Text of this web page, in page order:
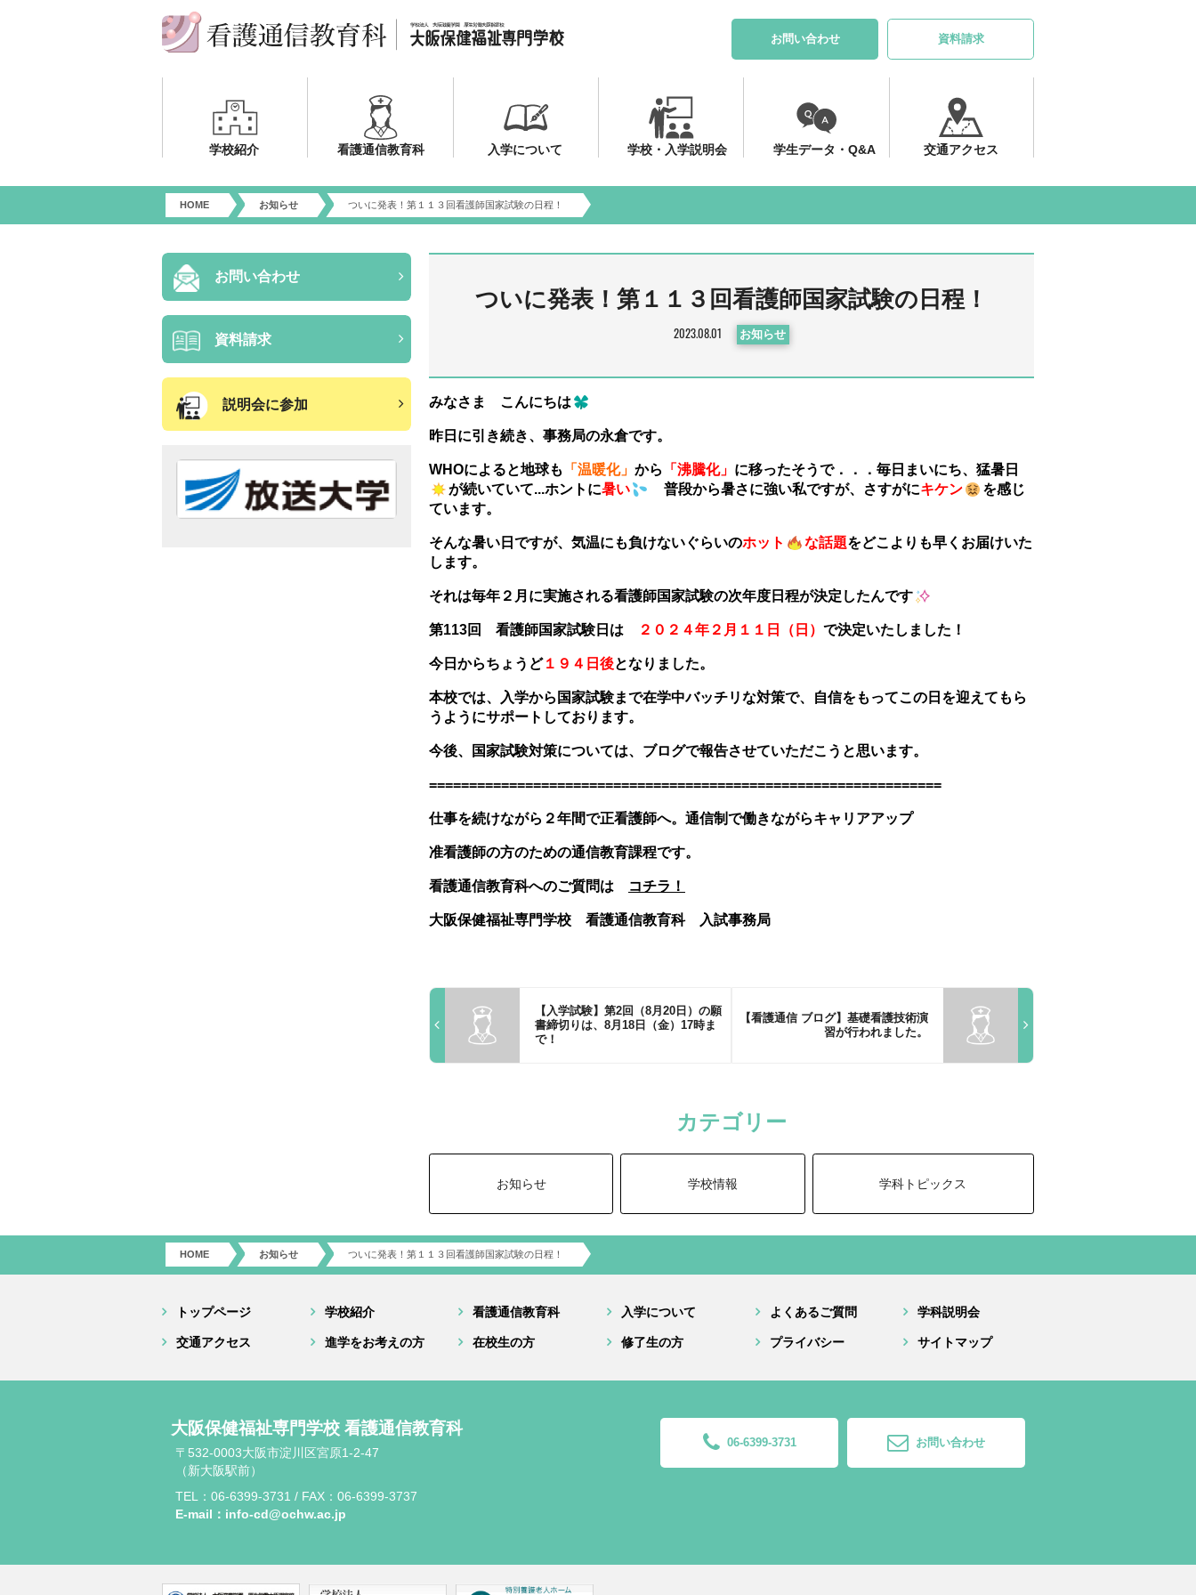
お問い合わせ 資料請求
学校紹介 看護通信教育科 入学について 学校・入学説明会 学生データ・Q&A 交通アクセス
HOME お知らせ ついに発表！第１１３回看護師国家試験の日程！
ついに発表！第１１３回看護師国家試験の日程！
2023.08.01 お知らせ
みなさま こんにちは
昨日に引き続き、事務局の永倉です。
WHOによると地球も 「温暖化」 から 「沸騰化」 に移ったそうで．．．毎日まいにち、猛暑日
が続いていて...ホントに暑い 普段から暑さに強い私ですが、さすがにキケン
を感じ
ています。
そんな暑い日ですが、気温にも負けないぐらいのホット な話題をどこよりも早くお届けいた
します。
それは毎年２月に実施される看護師国家試験の次年度日程が決定したんです
第113回 看護師国家試験日は ２０２４年２月１１日（日） で決定いたしました！
今日からちょうど１９４日後となりました。
本校では、入学から国家試験まで在学中バッチリな対策で、自信をもってこの日を迎えてもら
うようにサポートしております。
今後、国家試験対策については、ブログで報告させていただこうと思います。
================================================================
仕事を続けながら２年間で正看護師へ。通信制で働きながらキャリアアップ
准看護師の方のための通信教育課程です。
看護通信教育科へのご質問は コチラ！
大阪保健福祉専門学校 看護通信教育科 入試事務局
【入学試験】第2回（8月20日）の願
書締切りは、8月18日（金）17時ま
で！
【看護通信 ブログ】基礎看護技術演
習が行われました。
カテゴリー
お知らせ 学校情報 学科トピックス
お問い合わせ
資料請求
説明会に参加
HOME お知らせ ついに発表！第１１３回看護師国家試験の日程！
トップページ 学校紹介 看護通信教育科 入学について よくあるご質問 学科説明会
交通アクセス 進学をお考えの方 在校生の方 修了生の方 プライバシー サイトマップ
大阪保健福祉専門学校 看護通信教育科
〒532-0003大阪市淀川区宮原1-2-47
（新大阪駅前）
TEL：06-6399-3731 / FAX：06-6399-3737
E-mail：info-cd@ochw.ac.jp
06-6399-3731 お問い合わせ